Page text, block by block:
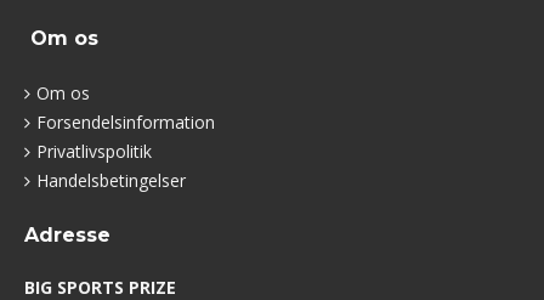
Om os
Om os
Forsendelsinformation
Privatlivspolitik
Handelsbetingelser
Adresse
BIG SPORTS PRIZE